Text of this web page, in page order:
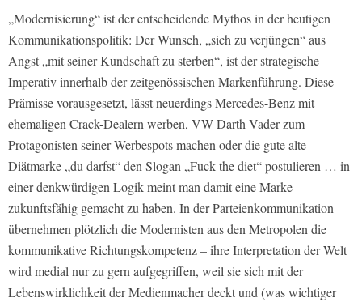
„Modernisierung“ ist der entscheidende Mythos in der heutigen
Kommunikationspolitik: Der Wunsch, „sich zu verjüngen“ aus
Angst „mit seiner Kundschaft zu sterben“, ist der strategische
Imperativ innerhalb der zeitgenössischen Markenführung. Diese
Prämisse vorausgesetzt, lässt neuerdings Mercedes-Benz mit
ehemaligen Crack-Dealern werben, VW Darth Vader zum
Protagonisten seiner Werbespots machen oder die gute alte
Diätmarke „du darfst“ den Slogan „Fuck the diet“ postulieren … in
einer denkwürdigen Logik meint man damit eine Marke
zukunftsfähig gemacht zu haben. In der Parteienkommunikation
übernehmen plötzlich die Modernisten aus den Metropolen die
kommunikative Richtungskompetenz – ihre Interpretation der Welt
wird medial nur zu gern aufgegriffen, weil sie sich mit der
Lebenswirklichkeit der Medienmacher deckt und (was wichtiger